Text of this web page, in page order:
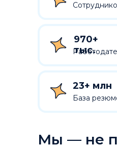
База
23+ млн
970+
тыс.
Мы — не